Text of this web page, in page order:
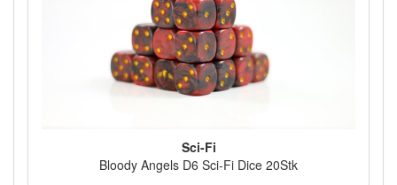
Sci-Fi
Bloody Angels D6 Sci-Fi Dice 20Stk